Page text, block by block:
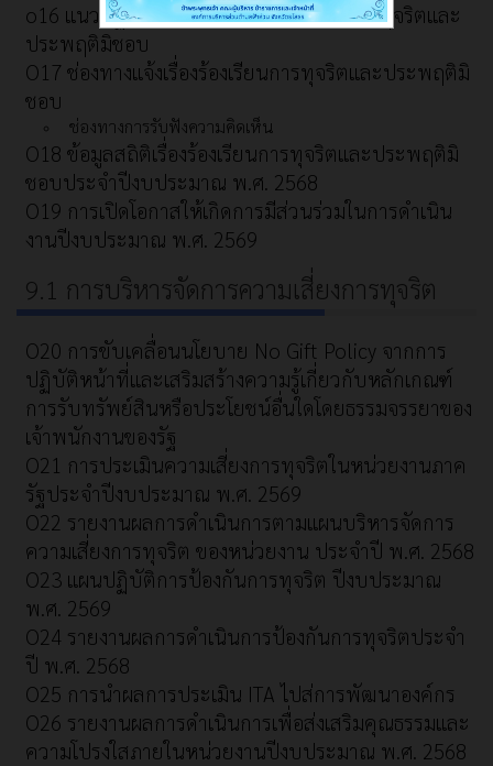
o16 แนวปฏิบัติการจัดการเรื่องร้องเรียนการทุจริตและ
ประพฤติมิชอบ
O17 ช่องทางแจ้งเรื่องร้องเรียนการทุจริตและประพฤติมิ
ชอบ
ช่องทางการรับฟังความคิดเห็น
O18 ข้อมูลสถิติเรื่องร้องเรียนการทุจริตและประพฤติมิ
ชอบประจำปีงบประมาณ พ.ศ. 2568
O19 การเปิดโอกาสให้เกิดการมีส่วนร่วมในการดำเนิน
งานปีงบประมาณ พ.ศ. 2569
9.1 การบริหารจัดการความเสี่ยงการทุจริต
O20 การขับเคลื่อนนโยบาย No Gift Policy จากการ
ปฏิบัติหน้าที่และเสริมสร้างความรู้เกี่ยวกับหลักเกณฑ์
การรับทรัพย์สินหรือประโยชน์อื่นใดโดยธรรมจรรยาของ
เจ้าพนักงานของรัฐ
O21 การประเมินความเสี่ยงการทุจริตในหน่วยงานภาค
รัฐประจำปีงบประมาณ พ.ศ. 2569
O22 รายงานผลการดำเนินการตามแผนบริหารจัดการ
ความเสี่ยงการทุจริต ของหน่วยงาน ประจำปี พ.ศ. 2568
O23 แผนปฏิบัติการป้องกันการทุจริต ปีงบประมาณ
พ.ศ. 2569
O24 รายงานผลการดำเนินการป้องกันการทุจริตประจำ
ปี พ.ศ. 2568
O25 การนำผลการประเมิน ITA ไปส่การพัฒนาองค์กร
O26 รายงานผลการดำเนินการเพื่อส่งเสริมคุณธรรมและ
ความโปรงใสภายในหน่วยงานปีงบประมาณ พ.ศ. 2568